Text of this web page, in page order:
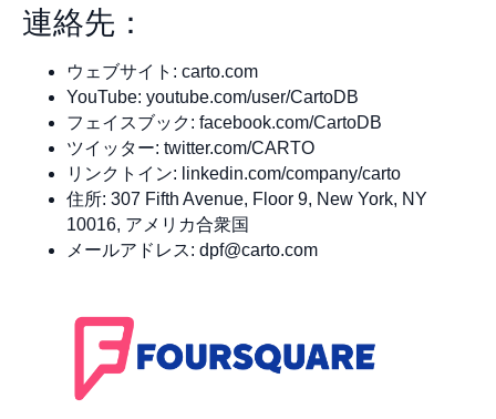
連絡先：
ウェブサイト: carto.com
YouTube: youtube.com/user/CartoDB
フェイスブック: facebook.com/CartoDB
ツイッター: twitter.com/CARTO
リンクトイン: linkedin.com/company/carto
住所: 307 Fifth Avenue, Floor 9, New York, NY
10016, アメリカ合衆国
メールアドレス: dpf@carto.com